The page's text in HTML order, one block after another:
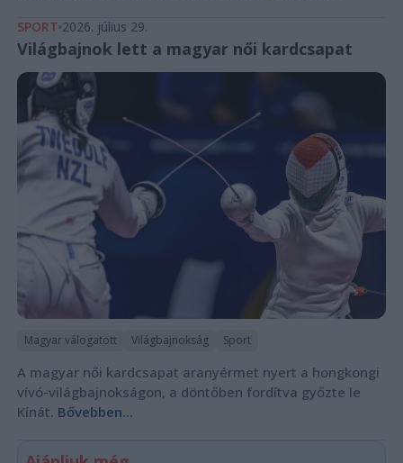
SPORT 2026. július 29.
Világbajnok lett a magyar női kardcsapat
Magyar válogatott Világbajnokság Sport
A magyar női kardcsapat aranyérmet nyert a hongkongi
vívó-világbajnokságon, a döntőben fordítva győzte le
Kínát. Bővebben...